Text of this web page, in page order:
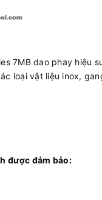
7MB dao phay hiệu
loại vật liệu inox,
được đảm bảo: